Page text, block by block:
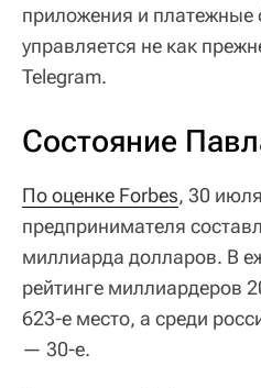
приложения и платежные
управляется не как
Telegram.
Состояние
По оценке Forbes, 30
предпринимателя
миллиарда долларов. В
рейтинге миллиардеров
623-е место, а среди
— 30-е.